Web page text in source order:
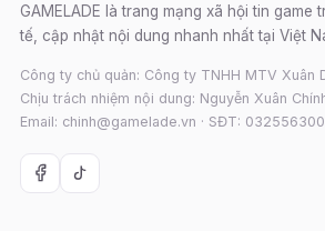
GAMELADE là trang mạng xã hội tin game
tế, cập nhật nội dung nhanh nhất tại Việt
Công ty chủ quản: Công ty TNHH MTV Xuân
Chịu trách nhiệm nội dung: Nguyễn Xuân
Email: chinh@gamelade.vn · SĐT: